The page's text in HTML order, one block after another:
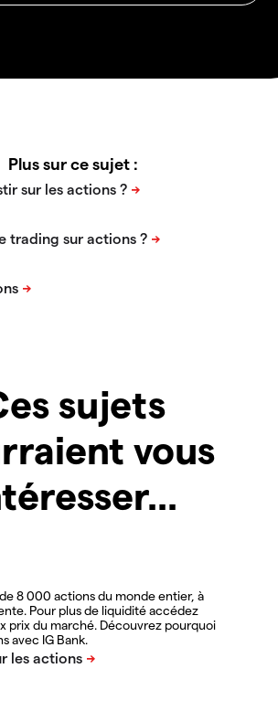
Plus sur ce sujet :
sujets
vous
8 000 actions du monde entier, à
Pour plus de liquidité accédez
prix du marché. Découvrez pourquoi
avec IG Bank.